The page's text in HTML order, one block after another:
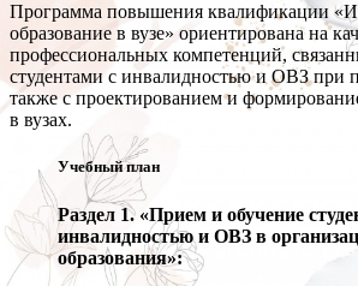
Программа повышения квалификации
образование в вузе» ориентирована на
профессиональных компетенций,
студентами с инвалидностью и ОВЗ при
также с проектированием и
в вузах.
Учебный план
Раздел 1. «Прием и обучение
инвалидностью и ОВЗ в
образования»: